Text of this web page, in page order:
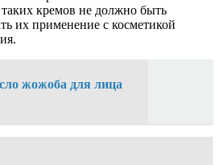
кремов не должно быть
их применение с косметикой
жожоба для лица